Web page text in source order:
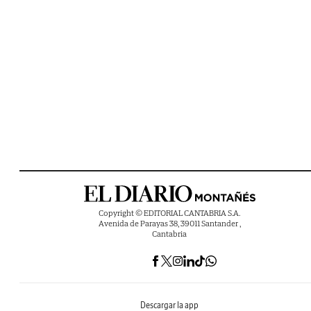
Copyright © EDITORIAL CANTABRIA S.A.
Avenida de Parayas 38, 39011 Santander ,
Cantabria
Descargar la app